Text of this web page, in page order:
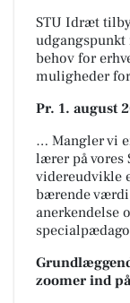
STU Idræt
udgangspunkt
behov for
muligheder
Pr. 1. august
… Mangler vi
lærer på vores
videreudvikle
bærende
anerkendelse
zoomer ind